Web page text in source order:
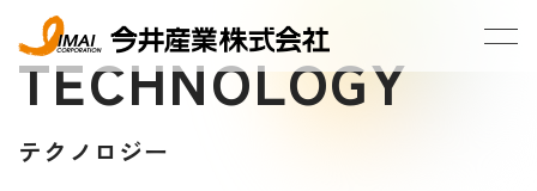
TECHNOLOGY
テクノロジー